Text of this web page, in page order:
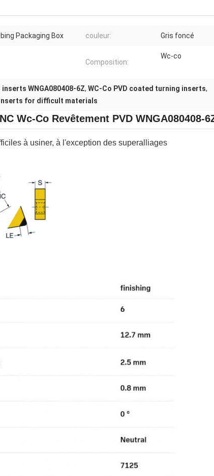
Packaging Box couleur: Gris foncé
Composition:
Wc-co
WNGA080408-6Z, WC-Co PVD coated turning inserts,
for difficult materials
Wc-Co Revêtement PVD WNGA080408-
à usiner, à l'exception des superalliages